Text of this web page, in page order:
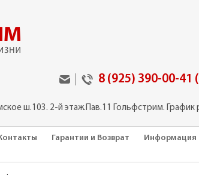
8 (925) 390-00-41
ш.103. 2-й этаж.Пав.11 Гольфстрим.
Гарантии и Возврат Информация